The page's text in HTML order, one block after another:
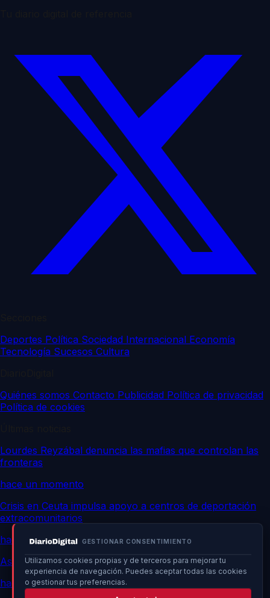
GESTIONAR CONSENTIMIENTO
Utilizamos cookies propias y de terceros para mejorar tu
experiencia de navegación. Puedes aceptar todas las cookies
o gestionar tus preferencias.
Deportes Política Sociedad Internacional Economía
Tecnología Sucesos Cultura
Quiénes somos Contacto Publicidad Política de privacidad
Política de cookies
Lourdes Reyzábal denuncia las mafias que controlan las
fronteras
hace un momento
Crisis en Ceuta impulsa apoyo a centros de deportación
extracomunitarios
hace un momento
Asalto masivo a Ceuta: confirman operación planificada
hace un momento